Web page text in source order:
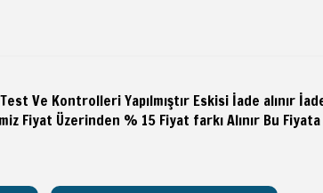
Ve Kontrolleri Yapılmıştır Eskisi İade alınır
Fiyat Üzerinden % 15 Fiyat farkı Alınır Bu Fiyata